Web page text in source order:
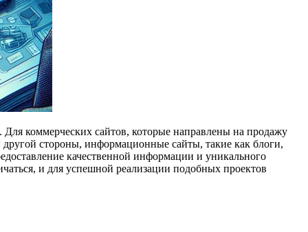
коммерческих сайтов, которые направлены на продажу
стороны, информационные сайты, такие как блоги,
качественной информации и уникального
и для успешной реализации подобных проектов